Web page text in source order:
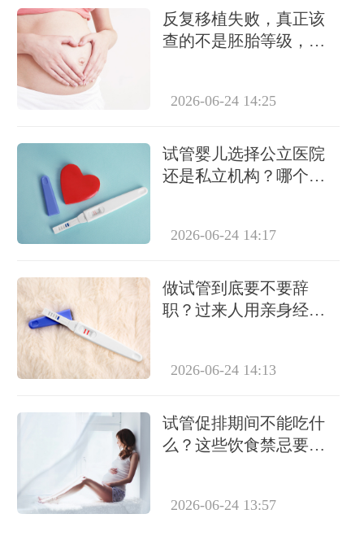
反复移植失败，真正该
查的不是胚胎等级，而
2026-06-24 14:25
试管婴儿选择公立医院
还是私立机构？哪个更
2026-06-24 14:17
做试管到底要不要辞
职？过来人用亲身经历
2026-06-24 14:13
试管促排期间不能吃什
么？这些饮食禁忌要牢
2026-06-24 13:57